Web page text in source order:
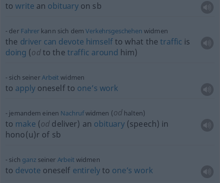
towrite an obituaryon sb
der Fahrer kann sich demVerkehrsgeschehen widmen
the driver can devote himselfto what thetraffic is
doing (odto the traffic around him)
sich seinerArbeit widmen
to applyoneself to one’s work
jemandem einen Nachrufwidmen (odhalten)
to make (od deliver) an obituary(speech) in
hono(u)r of sb
sich ganzseiner Arbeit widmen
to devote oneself entirelyto one’s work